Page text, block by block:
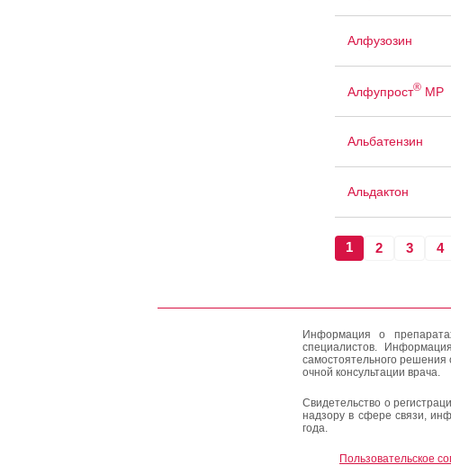
Алфузозин
Алфупрост®МР
Альбатензин
Альдактон
1 2 3 4
Информация о
специалистов.
самостоятельного
очной консультации врача.
Свидетельство о
надзору в сфере связи,
года.
Пользовательское